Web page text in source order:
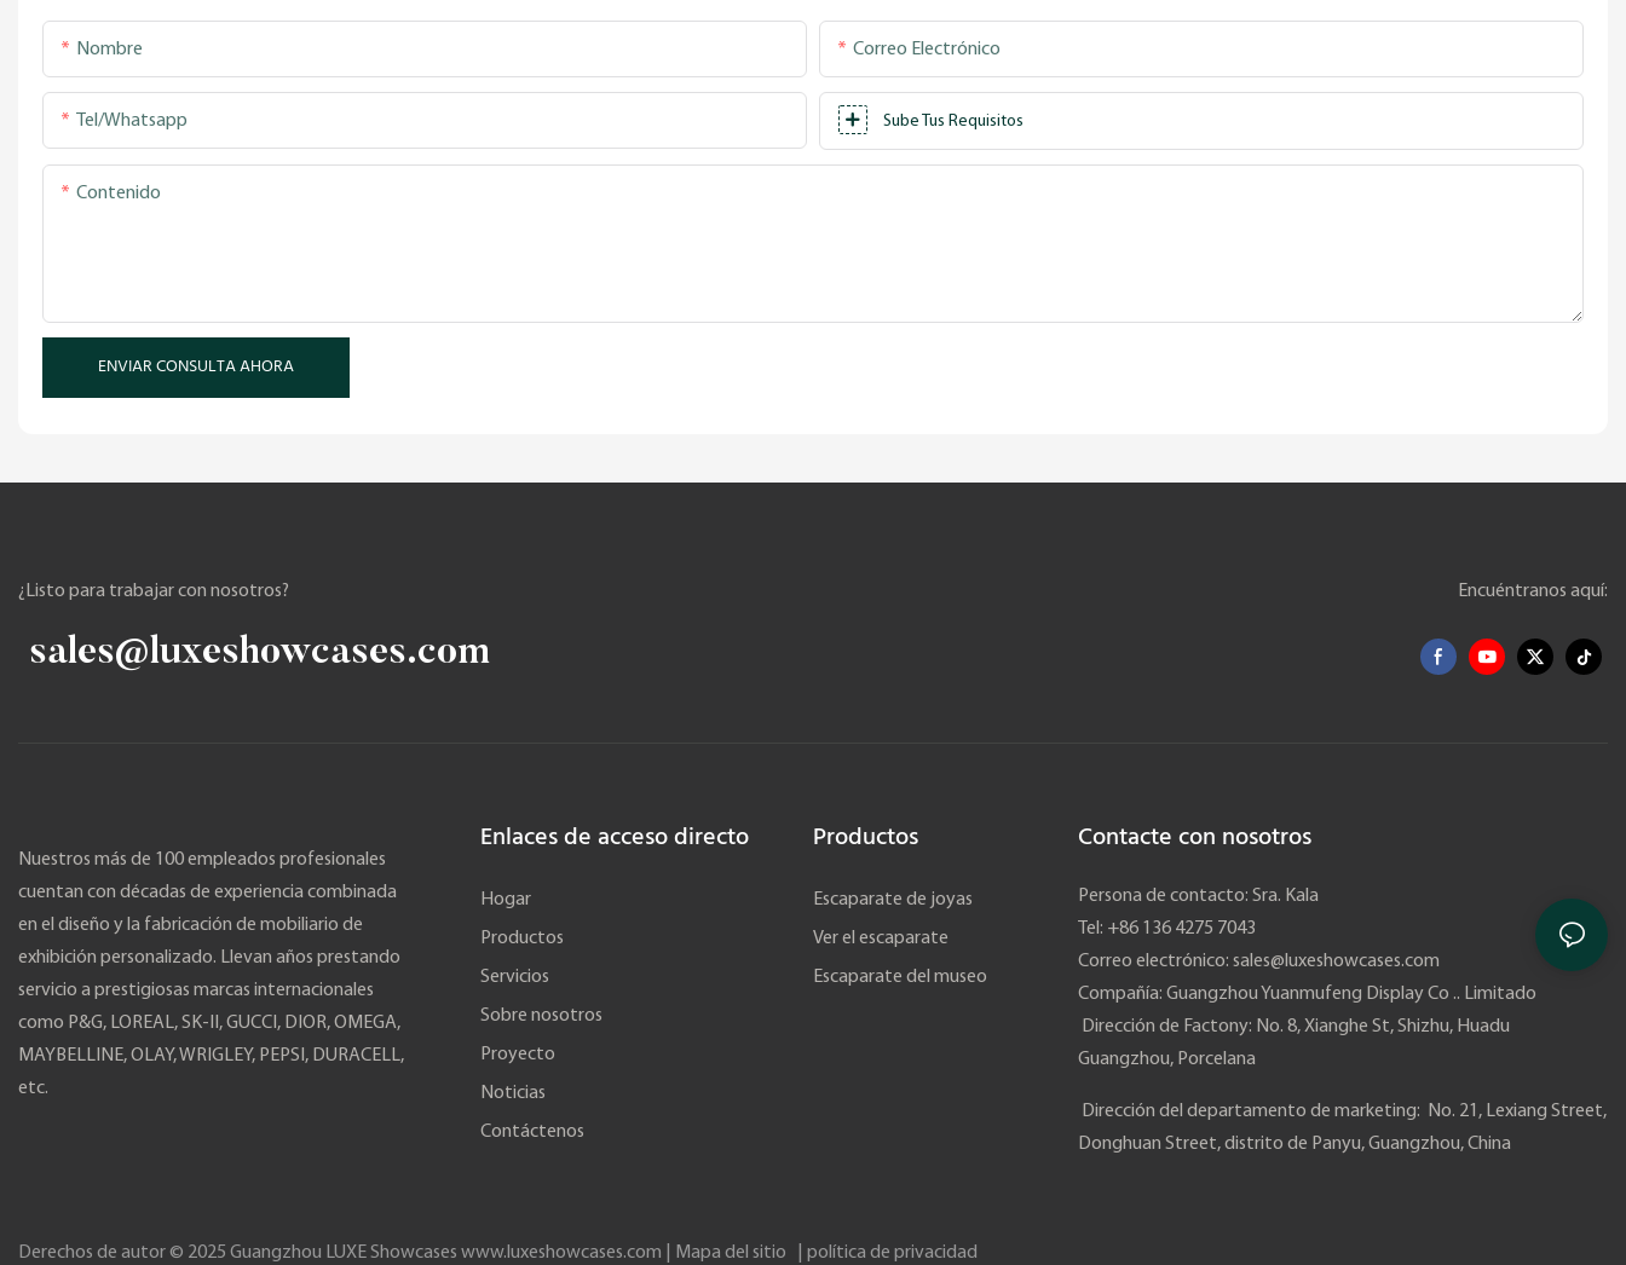
Nombre Correo Electrónico
Tel/whatsapp Sube Tus Requisitos
Contenido
ENVIAR CONSULTA AHORA
¿Listo para trabajar con nosotros?
sales@luxeshowcases.com
Encuéntranos aquí:
Nuestros más de 100 empleados profesionales
cuentan con décadas de experiencia combinada
en el diseño y la fabricación de mobiliario de
exhibición personalizado. Llevan años prestando
servicio a prestigiosas marcas internacionales
como P&G, LOREAL, SK-II, GUCCI, DIOR, OMEGA,
MAYBELLINE, OLAY, WRIGLEY, PEPSI, DURACELL,
etc.
Enlaces de acceso directo
Hogar
Productos
Servicios
Sobre nosotros
Proyecto
Noticias
Contáctenos
Productos
Escaparate de joyas
Ver el escaparate
Escaparate del museo
Contacte con nosotros
Persona de contacto: Sra. Kala
Tel: +86 136 4275 7043
Correo electrónico: sales@luxeshowcases.com
Compañía: Guangzhou Yuanmufeng Display Co .. Limitado
Dirección de Factony: No. 8, Xianghe St, Shizhu, Huadu
Guangzhou, Porcelana
Dirección del departamento de marketing: No. 21, Lexiang Street,
Donghuan Street, distrito de Panyu, Guangzhou, China
Derechos de autor © 2025 Guangzhou LUXE Showcases www.luxeshowcases.com | Mapa del sitio política de privacidad